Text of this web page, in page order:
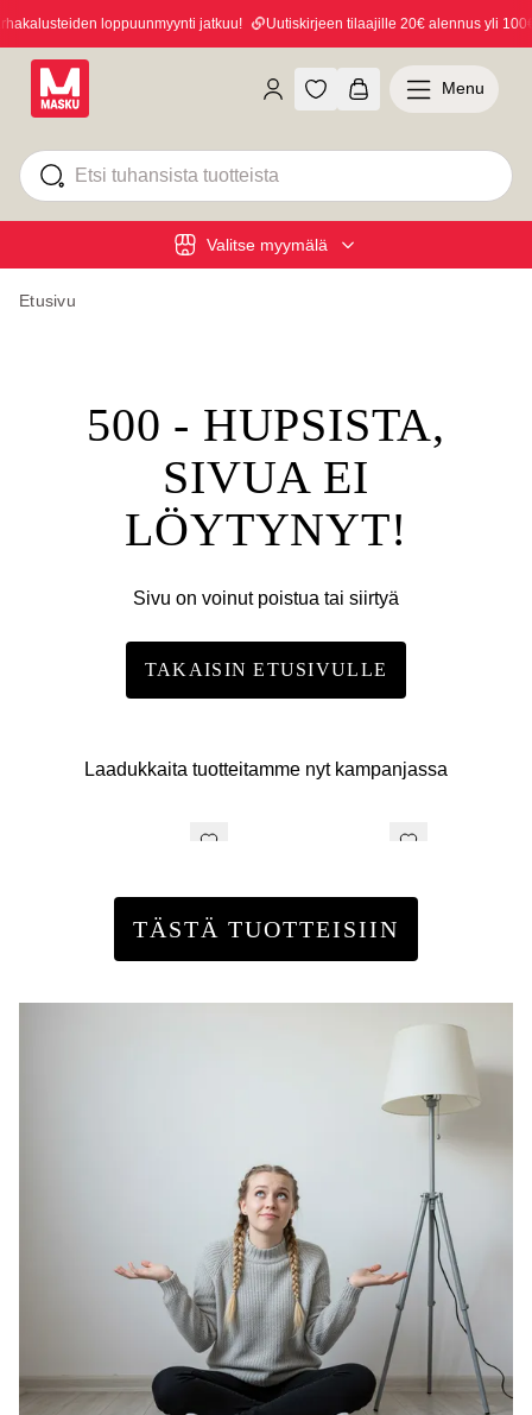
loppuunmyynti jatkuu! Uutiskirjeen tilaajille 20€ alennus yli 100€
Valitse myymälä
Menu
Etusivu
500 - HUPSISTA,
SIVUA EI
LÖYTYNYT!
Sivu on voinut poistua tai siirtyä
TAKAISIN ETUSIVULLE
Laadukkaita tuotteitamme nyt kampanjassa
TÄSTÄ TUOTTEISIIN